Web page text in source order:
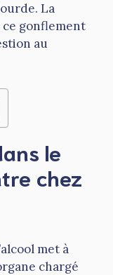
La
gonflement
au
le
chez
met à
chargé